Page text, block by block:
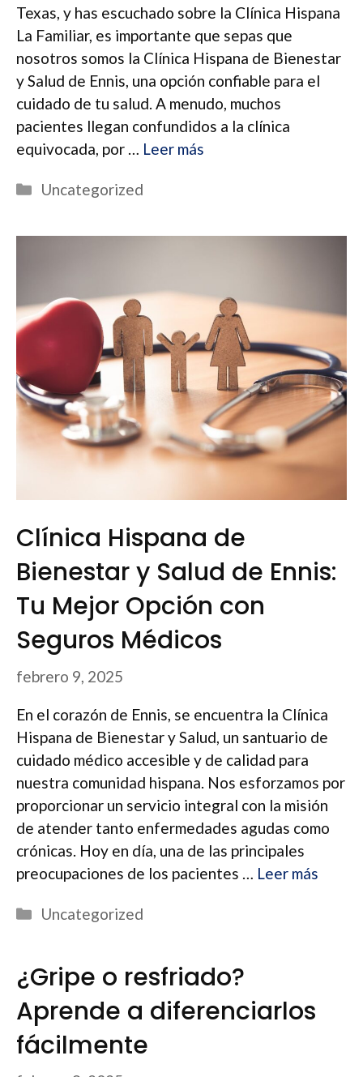
Texas, y has escuchado sobre la Clínica Hispana
La Familiar, es importante que sepas que
nosotros somos la Clínica Hispana de Bienestar
y Salud de Ennis, una opción confiable para el
cuidado de tu salud. A menudo, muchos
pacientes llegan confundidos a la clínica
equivocada, por … Leer más
Categorías
Uncategorized
Clínica Hispana de
Bienestar y Salud de Ennis:
Tu Mejor Opción con
Seguros Médicos
febrero 9, 2025
En el corazón de Ennis, se encuentra la Clínica
Hispana de Bienestar y Salud, un santuario de
cuidado médico accesible y de calidad para
nuestra comunidad hispana. Nos esforzamos por
proporcionar un servicio integral con la misión
de atender tanto enfermedades agudas como
crónicas. Hoy en día, una de las principales
preocupaciones de los pacientes … Leer más
Categorías
Uncategorized
¿Gripe o resfriado?
Aprende a diferenciarlos
fácilmente